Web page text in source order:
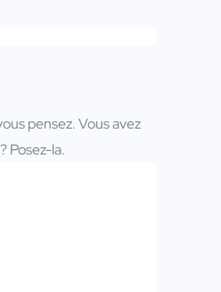
pensez. Vous avez
Posez-la.